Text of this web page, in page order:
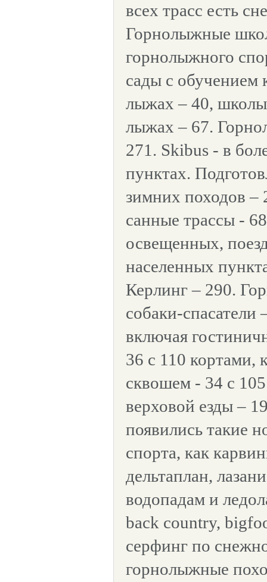
всех трасс есть
Горнолыжные
горнолыжного
сады с обучением
лыжах – 40,
лыжах – 67.
271. Skibus - в
пунктах.
зимних походов
санные трассы -
освещенных,
населенных
Керлинг – 290.
собаки-
включая
36 с 110 кортами,
сквошем - 34 с
верховой езды –
появились такие
спорта, как
дельтаплан,
водопадам и
back country,
серфинг по
горнолыжные